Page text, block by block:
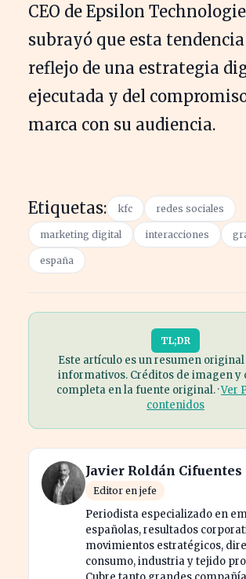
CEO de Epsilon
subrayó que esta
reflejo de una estrategia
ejecutada y del
marca con su audiencia.
Etiquetas: kfc redes sociales
marketing digital interacciones
españa
TL;DR
Este artículo es un resumen
informativos. Créditos de imagen y
completa en la fuente original. ·Ver
contenidos
Javier Roldán Cifuentes
Editor en jefe
Periodista especializado en
españolas, resultados
movimientos estratégicos,
consumo, industria y tejido